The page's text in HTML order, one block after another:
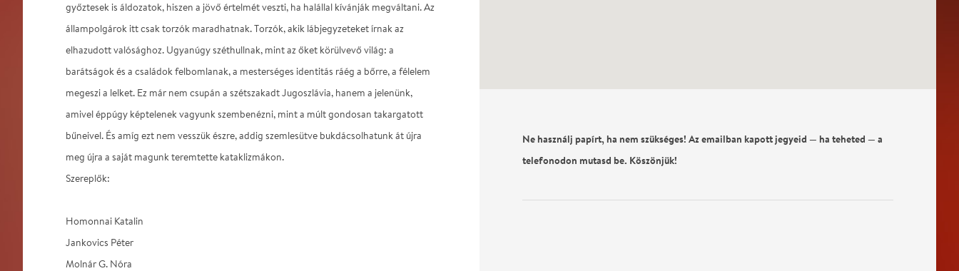
győztesek is áldozatok, hiszen a jövő értelmét veszti, ha halállal kívánják megváltani. Az
állampolgárok itt csak torzók maradhatnak. Torzók, akik lábjegyzeteket írnak az
elhazudott valósághoz. Ugyanúgy széthullnak, mint az őket körülvevő világ: a
barátságok és a családok felbomlanak, a mesterséges identitás ráég a bőrre, a félelem
megeszi a lelket. Ez már nem csupán a szétszakadt Jugoszlávia, hanem a jelenünk,
amivel éppúgy képtelenek vagyunk szembenézni, mint a múlt gondosan takargatott
bűneivel. És amíg ezt nem vesszük észre, addig szemlesütve bukdácsolhatunk át újra
meg újra a saját magunk teremtette kataklizmákon.
Szereplők:
Homonnai Katalin
Jankovics Péter
Molnár G. Nóra
Ne használj papírt, ha nem szükséges! Az emailban kapott jegyeid — ha teheted — a
telefonodon mutasd be. Köszönjük!